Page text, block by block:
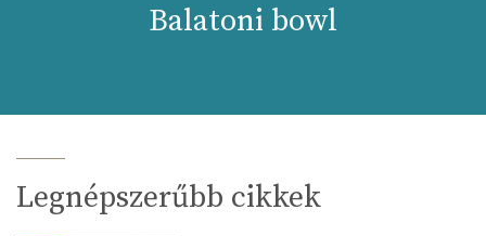
Balatoni bowl
Legnépszerűbb cikkek